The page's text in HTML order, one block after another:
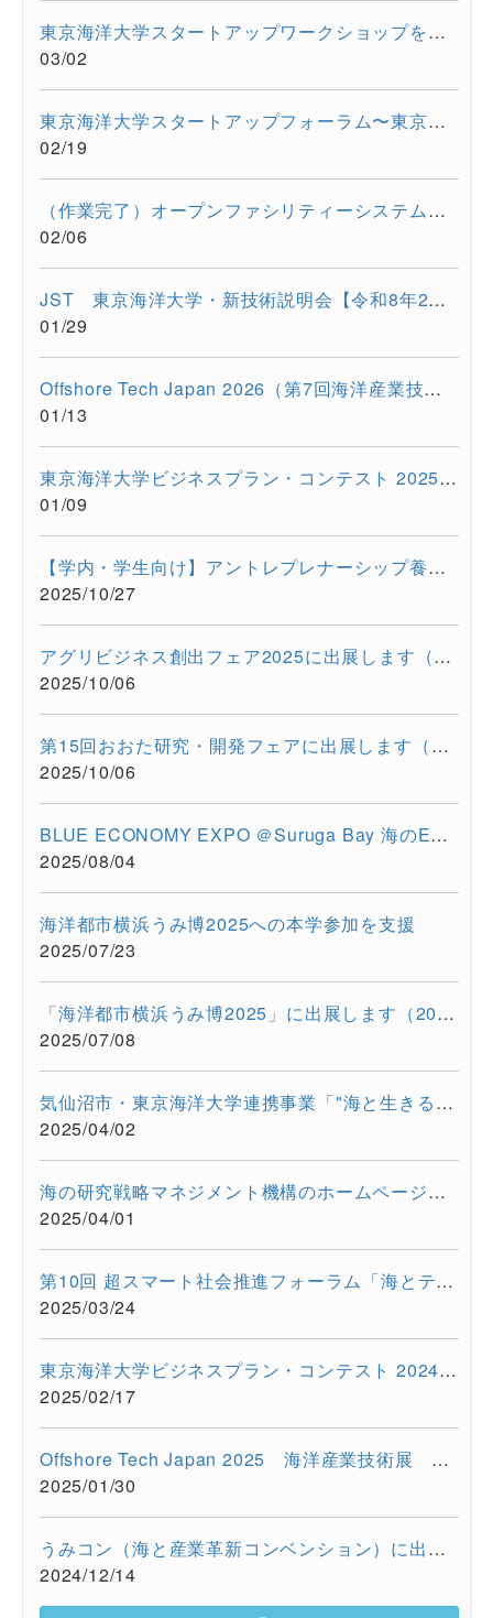
東京海洋大学スタートアップワークショップを開催しました。
03/02
東京海洋大学スタートアップフォーラム〜東京都大学発スタートア...
02/19
（作業完了）オープンファシリティーシステムの一時停止について...
02/06
JST 東京海洋大学・新技術説明会【令和8年2月17日 オンライン開...
01/29
Offshore Tech Japan 2026（第7回海洋産業技術展） に出展します...
01/13
東京海洋大学ビジネスプラン・コンテスト 2025開催報告
01/09
【学内・学生向け】アントレプレナーシップ養成プログラム ビジ...
2025/10/27
アグリビジネス創出フェア2025に出展します（2025/11/26-11/28）
2025/10/06
第15回おおた研究・開発フェアに出展します（2025/10/30-10/31）
2025/10/06
BLUE ECONOMY EXPO ＠Suruga Bay 海のEXPO（2025/7/28-7/29）に超...
2025/08/04
海洋都市横浜うみ博2025への本学参加を支援
2025/07/23
「海洋都市横浜うみ博2025」に出展します（2025年7月12日・13日）
2025/07/08
気仙沼市・東京海洋大学連携事業「"海と生きる"連続水産セミナー...
2025/04/02
海の研究戦略マネジメント機構のホームページをリニューアルしま...
2025/04/01
第10回 超スマート社会推進フォーラム「海とテクノロジーの融合が...
2025/03/24
東京海洋大学ビジネスプラン・コンテスト 2024を開催しました
2025/02/17
Offshore Tech Japan 2025 海洋産業技術展 ー海洋資源の利活用...
2025/01/30
うみコン（海と産業革新コンベンション）に出展しました（12/13 ...
2024/12/14